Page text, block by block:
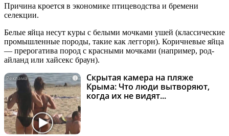
Причина кроется в экономике птицеводства и бремени
селекции.
Белые яйца несут куры с белыми мочками ушей (классические
промышленные породы, такие как леггорн). Коричневые яйца
— прерогатива пород с красными мочками (например, род-
айланд или хайсекс браун).
i
Скрытая камера на пляже
Крыма: Что люди вытворяют,
когда их не видят...